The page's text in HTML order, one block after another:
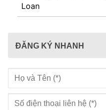
Loan
ĐĂNG KÝ NHANH